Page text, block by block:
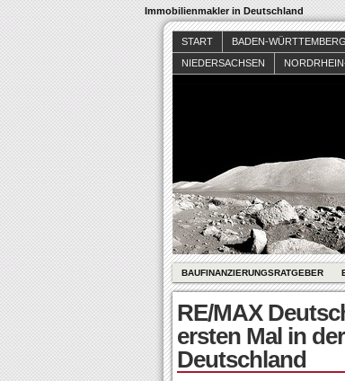
Immobilienmakler in Deutschland
START BADEN-WÜRTTEMBERG
NIEDERSACHSEN
BAUFINANZIERUNGSRATGEBER
RE/MAX
ersten Mal in
Deutschland